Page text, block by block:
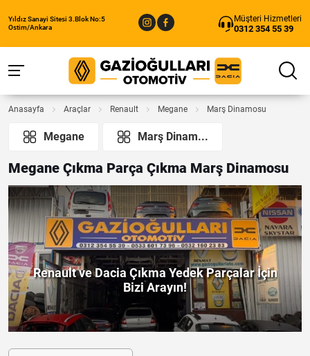
Yıldız Sanayi Sitesi 3.Blok No:5
Ostim/Ankara
Müşteri Hizmetleri
0312 354 55 39
Anasayfa Araçlar Renault Megane Marş Dinamosu
Megane Marş Dinam...
Megane Çıkma Parça Çıkma Marş Dinamosu
Renault ve Dacia Çıkma Yedek Parçalar İçin
Bizi Arayın!